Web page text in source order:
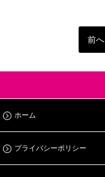
前へ
ホーム
プライバシーポリシー